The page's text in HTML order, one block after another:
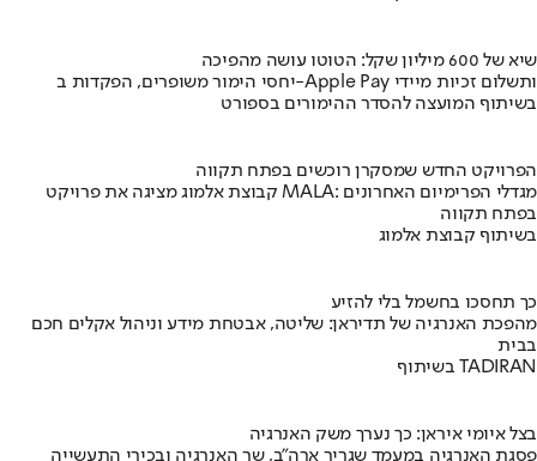
שיא של 600 מיליון שקל: הטוטו עושה מהפיכה
יחסי הימור משופרים, הפקדות ב-Apple Pay ותשלום זכיות מיידי
בשיתוף המועצה להסדר ההימורים בספורט
הפרויקט החדש שמסקרן רוכשים בפתח תקווה
קבוצת אלמוג מציגה את פרויקט MALA: מגדלי הפרימיום האחרונים
בפתח תקווה
בשיתוף קבוצת אלמוג
כך תחסכו בחשמל בלי להזיע
מהפכת האנרגיה של תדיראן: שליטה, אבטחת מידע וניהול אקלים חכם
בבית
בשיתוף TADIRAN
בצל איומי איראן: כך נערך משק האנרגיה
פסגת האנרגיה במעמד שגריר ארה"ב, שר האנרגיה ובכירי התעשייה